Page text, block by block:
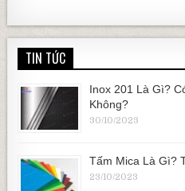
TIN TỨC
Inox 201 Là Gì?
Không?
30/10/2023
Tấm Mica Là Gì?
23/10/2023